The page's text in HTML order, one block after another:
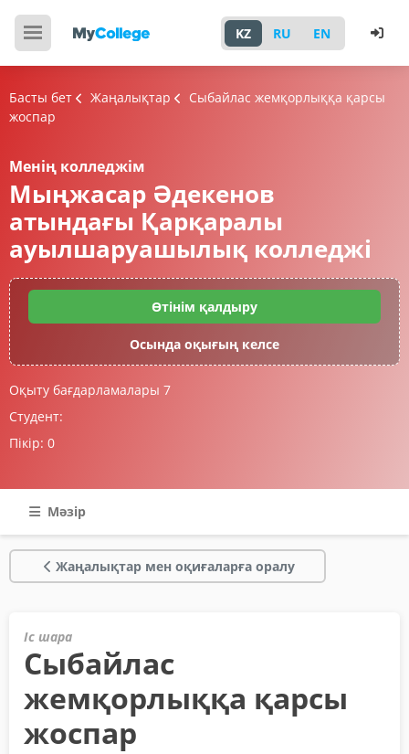
KZ RU EN
Басты бет Жаңалықтар
Сыбайлас жемқорлыққа қарсы
жоспар
Менің колледжім
Мыңжасар Әдекенов
атындағы Қарқаралы
ауылшаруашылық колледжі
Өтінім қалдыру
Осында оқығың келсе
Оқыту бағдарламалары 7
Студент:
Пікір: 0
Мәзір
Жаңалықтар мен оқиғаларға оралу
Іс шара
Сыбайлас
жемқорлыққа қарсы
жоспар